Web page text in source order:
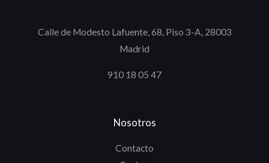
Calle de Modesto Lafuente, 68, Piso 3-A, 28003
Madrid
910 18 05 47
Nosotros
Contacto